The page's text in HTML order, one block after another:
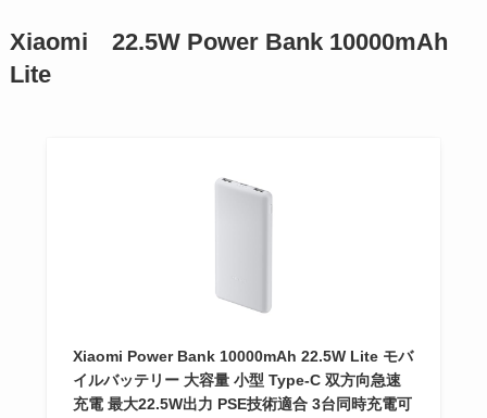
Xiaomi 22.5W Power Bank 10000mAh
Lite
Xiaomi Power Bank 10000mAh 22.5W Lite モバ
イルバッテリー 大容量 小型 Type-C 双方向急速
充電 最大22.5W出力 PSE技術適合 3台同時充電可